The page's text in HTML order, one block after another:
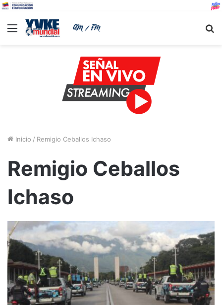
Menu
Inicio / Remigio Ceballos Ichaso
Remigio Ceballos
Ichaso